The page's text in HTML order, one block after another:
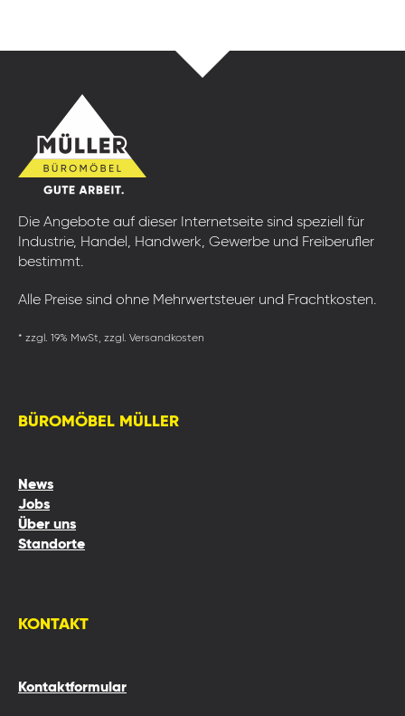
Die Angebote auf dieser Internetseite sind speziell für
Industrie, Handel, Handwerk, Gewerbe und Freiberufler
bestimmt.
Alle Preise sind ohne Mehrwertsteuer und Frachtkosten.
* zzgl. 19% MwSt, zzgl. Versandkosten
BÜROMÖBEL MÜLLER
News
Jobs
Über uns
Standorte
KONTAKT
Kontaktformular